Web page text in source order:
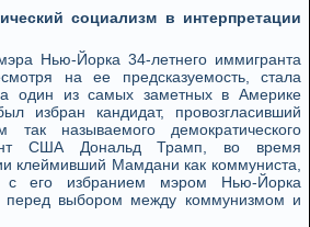
социализм в интерпретации
Нью-Йорка 34-летнего иммигранта
на ее предсказуемость, стала
один из самых заметных в Америке
избран кандидат, провозгласивший
так называемого демократического
США Дональд Трамп, во время
клеймивший Мамдани как коммуниста,
его избранием мэром Нью-Йорка
перед выбором между коммунизмом и